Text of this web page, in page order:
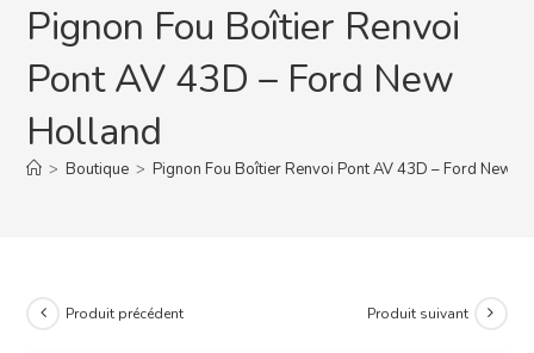
Pignon Fou Boîtier Renvoi
Pont AV 43D – Ford New
Holland
> Boutique > Pignon Fou Boîtier Renvoi Pont AV 43D – Ford New
Produit précédent Produit suivant